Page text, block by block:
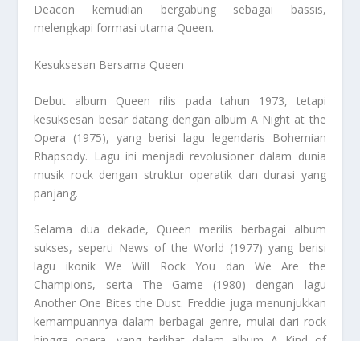
Deacon kemudian bergabung sebagai bassis,
melengkapi formasi utama Queen.
Kesuksesan Bersama Queen
Debut album Queen rilis pada tahun 1973, tetapi
kesuksesan besar datang dengan album A Night at the
Opera (1975), yang berisi lagu legendaris Bohemian
Rhapsody. Lagu ini menjadi revolusioner dalam dunia
musik rock dengan struktur operatik dan durasi yang
panjang.
Selama dua dekade, Queen merilis berbagai album
sukses, seperti News of the World (1977) yang berisi
lagu ikonik We Will Rock You dan We Are the
Champions, serta The Game (1980) dengan lagu
Another One Bites the Dust. Freddie juga menunjukkan
kemampuannya dalam berbagai genre, mulai dari rock